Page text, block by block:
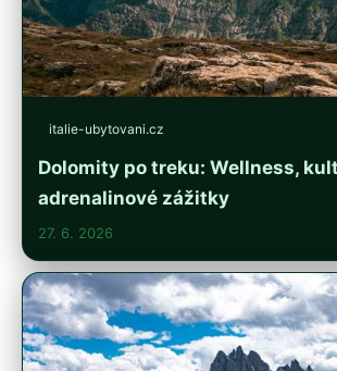
italie-ubytovani.cz
Dolomity po treku: Wellness,
adrenalinové zážitky
27. 6. 2026